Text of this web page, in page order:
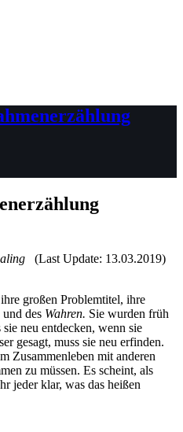
(Last Update: 13.03.2019)
großen Problemtitel, ihre
und des Wahren. Sie wurden früh
neu entdecken, wenn sie
gesagt, muss sie neu erfinden.
Zusammenleben mit anderen
zu müssen. Es scheint, als
jeder klar, was das heißen